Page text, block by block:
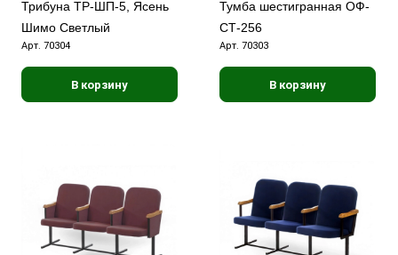
Трибуна ТР-ШП-5, Ясень
Шимо Светлый
Арт. 70304
В корзину
Тумба шестигранная ОФ-
СТ-256
Арт. 70303
В корзину